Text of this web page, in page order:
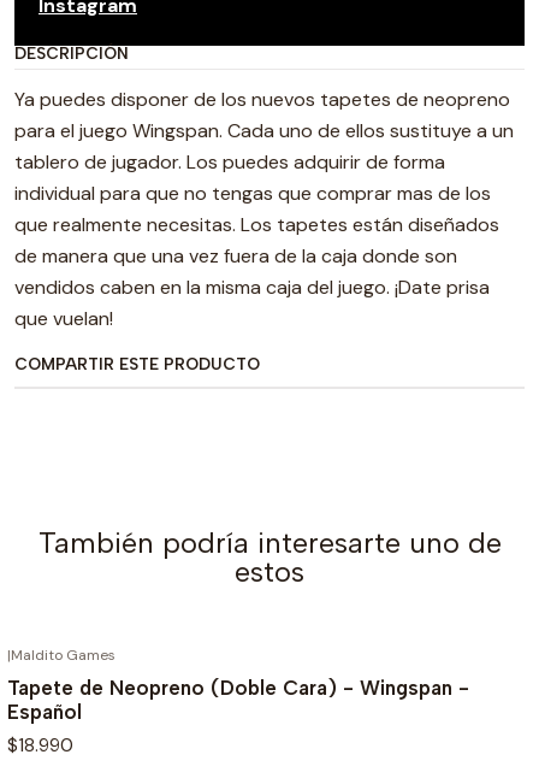
Instagram
DESCRIPCIÓN
Ya puedes disponer de los nuevos tapetes de neopreno
para el juego Wingspan. Cada uno de ellos sustituye a un
tablero de jugador. Los puedes adquirir de forma
individual para que no tengas que comprar mas de los
que realmente necesitas. Los tapetes están diseñados
de manera que una vez fuera de la caja donde son
vendidos caben en la misma caja del juego. ¡Date prisa
que vuelan!
COMPARTIR ESTE PRODUCTO
También podría interesarte uno de
estos
|Maldito Games
Tapete de Neopreno (Doble Cara) - Wingspan -
Español
$18.990